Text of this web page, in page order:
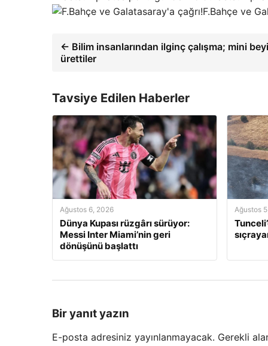
F.Bahçe ve
← Bilim insanlarından ilginç çalışma; mini
ürettiler
Tavsiye Edilen Haberler
Ağustos 6, 2026
Dünya Kupası rüzgârı sürüyor:
Messi Inter Miami’nin geri
dönüşünü başlattı
Ağustos
Bir yanıt yazın
E-posta adresiniz yayınlanmayacak. Gerekli